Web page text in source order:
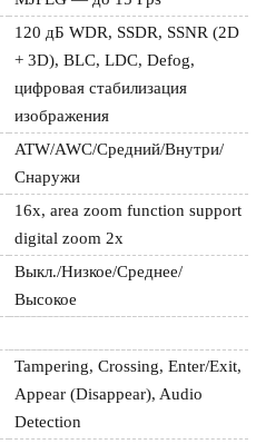
120 дБ WDR, SSDR, SSNR (2D
+ 3D), BLC, LDC, Defog,
цифровая стабилизация
изображения
ATW/AWC/Средний/Внутри/
Снаружи
16x, area zoom function support
digital zoom 2x
Выкл./Низкое/Среднее/
Высокое
Tampering, Crossing, Enter/Exit,
Appear (Disappear), Audio
Detection